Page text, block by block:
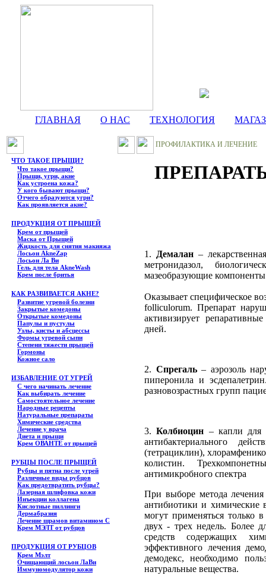
ГЛАВНАЯ О НАС ТЕХНОЛОГИЯ
ЧТО ТАКОЕ ПРЫЩИ?
Что такое прыщи?
Прыщи, угри, акне
Как устроена кожа?
У кого бывают прыщи?
Отчего образуются угри?
Как проявляется акне?
ПРОДУКЦИЯ ОТ ПРЫЩЕЙ
Крем от прыщей
Маска от Прыщей
Жидкость для снятия макияжа
Лосьон AkneZap
Лосьон Ла Ви
Гель для тела АkneWash
Крем после бритья
КАК РАЗВИВАЕТСЯ АКНЕ?
Развитие угревой болезни
Закрытые комедоны
Открытые комедоны
Папулы и пустулы
Узлы, кисты и абсцессы
Формы угревой сыпи
Степени тяжести прыщей
Гормоны
Кожное сало
ИЗБАВЛЕНИЕ ОТ УГРЕЙ
С чего начинать лечение
Как выбирать лечение
Самостоятельное лечение
Народные рецепты
Натуральные препараты
Химические средства
Лечение у врача
Диета и прыщи
Крем ОВАНТЕ от прыщей
РУБЦЫ ПОСЛЕ ПРЫЩЕЙ
Рубцы и пятна после угрей
Различные виды рубцов
Как предотвратить рубцы?
Лазерная шлифовка кожи
Инъекции коллагена
Кислотные пиллинги
Дермабразия
Лечение шрамов витамином С
Крем МЭЛТ от рубцов
ПРОДУКЦИЯ ОТ РУБЦОВ
Крем Мэлт
Очищающий лосьон ЛаВи
Иммуномодулятор кожи
ПРОФИЛАКТИКА И ЛЕЧЕНИЕ
1. Демалaн –
метронидазол,
мазеобразующие
Оказывает специфическое
folliculorum. Препарат
активизирует
дней.
2. Спрегаль– аэрозоль
пиперонила и
разновозрастных групп
3.Колбиоцин – капли для
антибактериального
(тетрациклин),
колистин.
антимикробного спектра
При выборе метода лечения
антибиотики и химические
могут применяться только
двух - трех недель. Более
средств содержащих
эффективного лечения
демодекс, необходимо
натуральные вещества.